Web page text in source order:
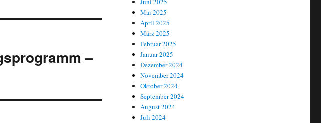
–
Juni 2025
Mai 2025
April 2025
März 2025
Februar 2025
Januar 2025
Dezember 2024
November 2024
Oktober 2024
September 2024
August 2024
Juli 2024